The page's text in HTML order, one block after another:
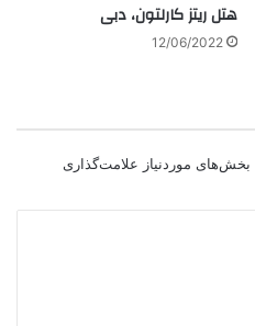
هتل ریتز کارلتون، دبی
12/06/2022
بخش‌های موردنیاز علامت‌گذاری